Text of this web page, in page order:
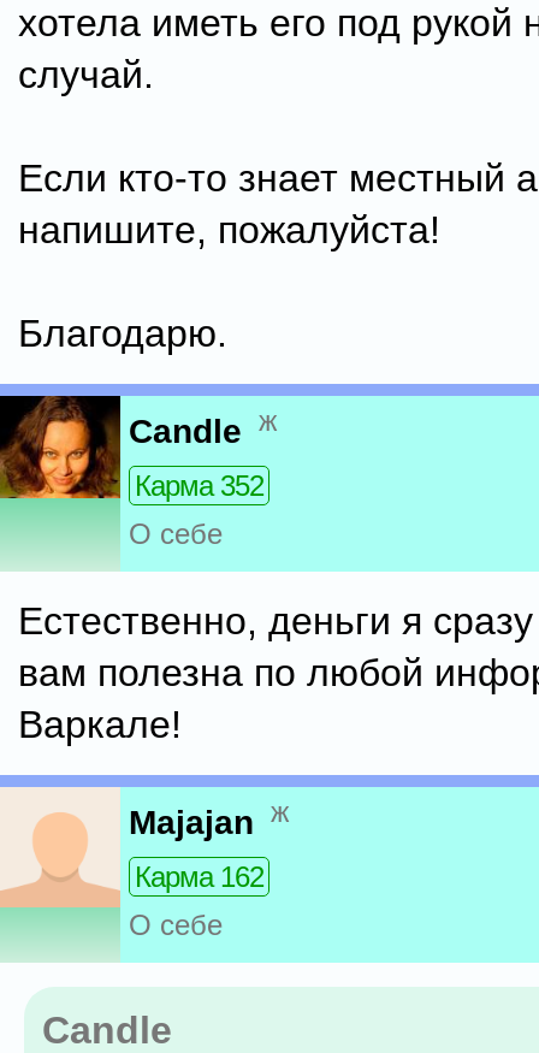
хотела иметь его под рукой
случай.
Если кто-то знает местный
напишите, пожалуйста!
Благодарю.
Candle ж
Карма 352
О себе
Естественно, деньги я
вам полезна по любой
Варкале!
Majajan ж
Карма 162
О себе
Candle